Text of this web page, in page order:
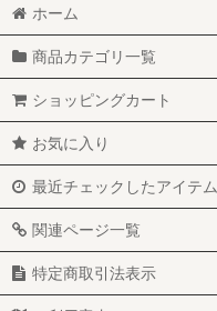
ホーム
商品カテゴリ一覧
ショッピングカート
お気に入り
最近チェックしたアイテム
関連ページ一覧
特定商取引法表示